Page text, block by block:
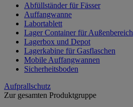
Abfüllständer für Fässer
Auffangwanne
Labortablett
Lager Container für Außenbereich
Lagerbox und Depot
Lagerkabine für Gasflaschen
Mobile Auffangwannen
Sicherheitsboden
Aufprallschutz
Zur gesamten Produktgruppe